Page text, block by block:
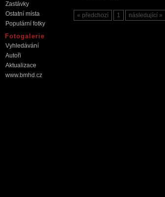
předchozí 1 následující
Zastávky
Ostatní místa
Populární fotky
Fotogalerie
Vyhledávání
Autoři
Aktualizace
www.bmhd.cz